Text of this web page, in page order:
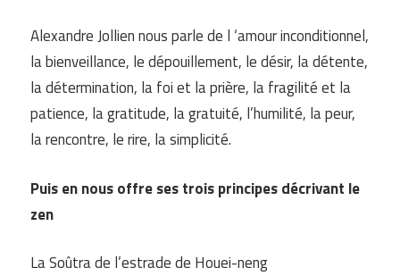
Alexandre Jollien nous parle de l ‘amour inconditionnel,
la bienveillance, le dépouillement, le désir, la détente,
la détermination, la foi et la prière, la fragilité et la
patience, la gratitude, la gratuité, l’humilité, la peur,
la rencontre, le rire, la simplicité.
Puis en nous offre ses trois principes décrivant le
zen
La Soûtra de l’estrade de Houei-neng